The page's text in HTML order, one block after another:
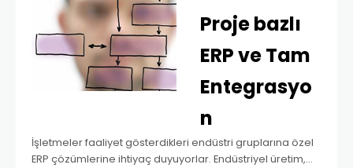
Proje bazlı
ERP ve Tam
Entegrasyo
n
İşletmeler faaliyet gösterdikleri endüstri gruplarına özel
ERP çözümlerine ihtiyaç duyuyorlar. Endüstriyel üretim,